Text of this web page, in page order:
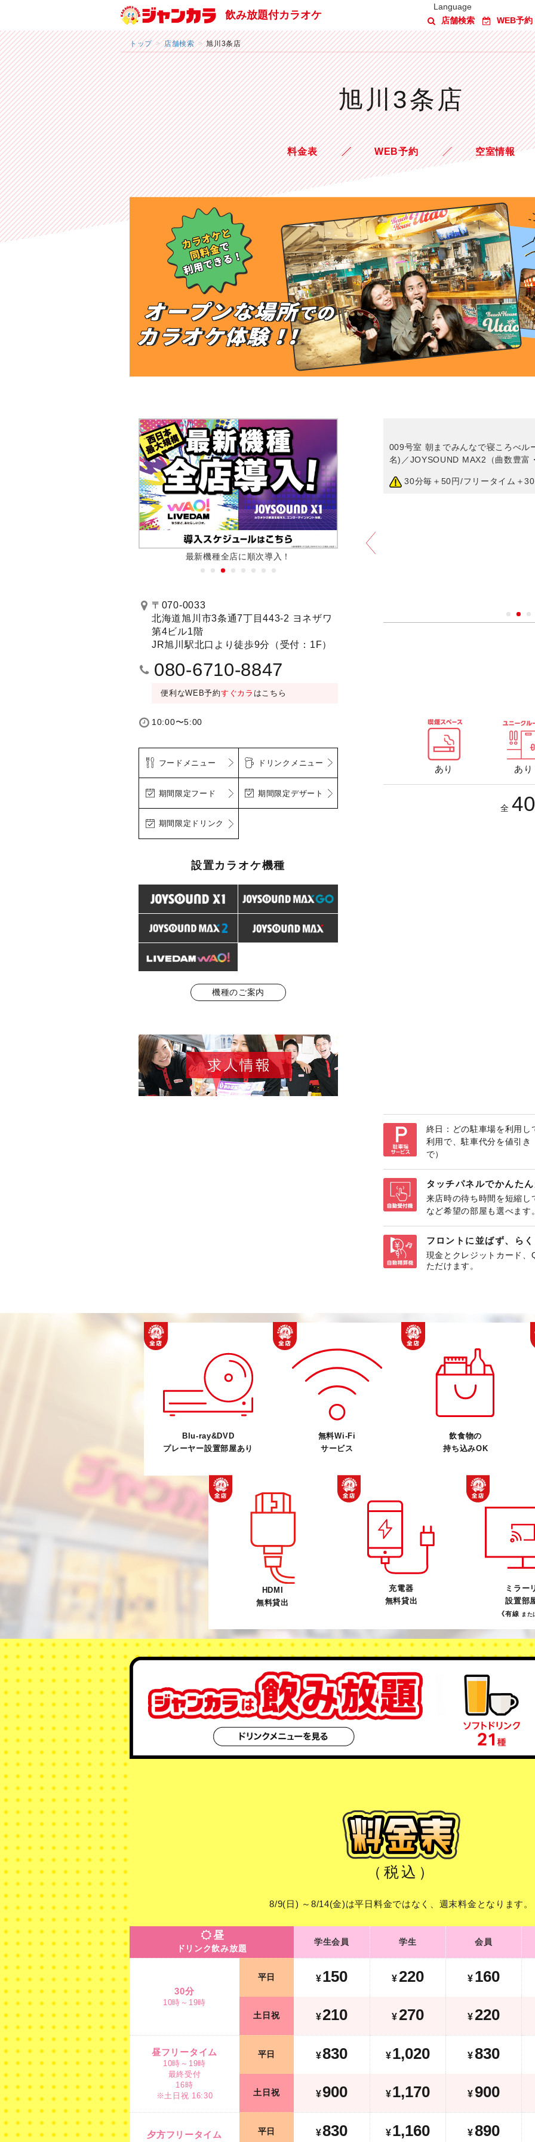
飲み放題付カラオケ
Language
店舗検索
WEB予約
トップ 店舗検索 旭川3条店
旭川3条店
料金表 WEB予約 空室情報
最新機種全店に順次導入！
〒070-0033
北海道旭川市3条通7丁目443-2 ヨネザワ
第4ビル1階
JR旭川駅北口より徒歩9分（受付：1F）
080-6710-8847
便利なWEB予約すぐカラ はこちら
10:00〜5:00
フードメニュー ドリンクメニュー
期間限定フード 期間限定デザート
期間限定ドリンク
設置カラオケ機種
機種のご案内
004号室 ホームシアタールーム（Blu-ray/ミラーリング設置）(1〜7
名)／JOYSOUND MAX（曲数豊富）
30分毎＋80円/フリータイム＋400円
あり あり
全 40
終日：どの駐車場を利用
利用で、駐車代分を値引
で）
タッチパネルでかんた
来店時の待ち時間を短縮
など希望の部屋も選べます
フロントに並ばず、ら
現金とクレジットカード
ただけます。
Blu-ray&DVD
プレーヤー設置部屋あり
無料Wi-Fi
サービス
飲食物の
持ち込みOK
HDMI
無料貸出
充電器
無料貸出
ミラー
設置部
《有線 また
（税込）
8/9(日) ～8/14(金)は平日料金ではなく、週末料金となります。
昼
ドリンク飲み放題
学生会員 学生 会員
30分
10時～19時
平日 ¥150 ¥ 220 ¥ 160
土日祝 ¥210 ¥ 270 ¥ 220
昼フリータイム
10時～19時
最終受付
16時
※土日祝 16:30
平日 ¥830 ¥1,020 ¥830
土日祝 ¥900 ¥1,170 ¥ 900
夕方フリータイム 平日 ¥830 ¥1,160 ¥890